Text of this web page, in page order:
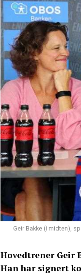
Geir Bakke (i midten),
Hovedtrener Geir
Han har signert